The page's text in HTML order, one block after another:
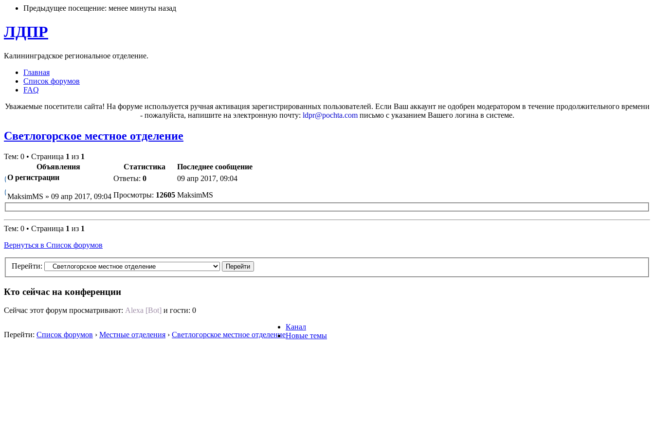
Предыдущее посещение: менее минуты назад
ЛДПР
Калининградское региональное отделение.
Главная
Список форумов
FAQ
Уважаемые посетители сайта! На форуме используется ручная активация зарегистрированных пользователей. Если Ваш аккаунт не одобрен модератором в течение продолжительного времени
- пожалуйста, напишите на электронную почту: ldpr@pochta.comписьмо с указанием Вашего логина в системе.
Светлогорское местное отделение
Тем: 0 • Страница 1 из 1
Объявления
Статистика
Последнее сообщение
О регистрации
MaksimMS » 09 апр 2017, 09:04
Ответы: 0
Просмотры: 12605
09 апр 2017, 09:04
MaksimMS
Тем: 0 • Страница 1 из 1
Вернуться в Список форумов
Перейти:
Кто сейчас на конференции
Сейчас этот форум просматривают: Alexa [Bot] и гости: 0
Перейти: Список форумов › Местные отделения › Светлогорское местное отделение
Канал
Новые темы